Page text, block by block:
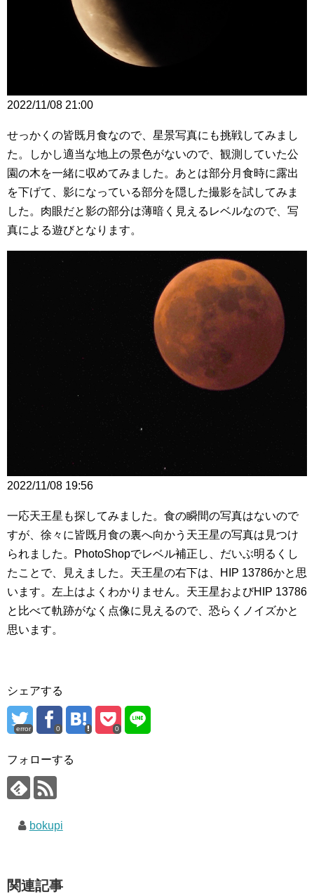
2022/11/08 21:00
せっかくの皆既月食なので、星景写真にも挑戦してみまし
た。しかし適当な地上の景色がないので、観測していた公
園の木を一緒に収めてみました。あとは部分月食時に露出
を下げて、影になっている部分を隠した撮影を試してみま
した。肉眼だと影の部分は薄暗く見えるレベルなので、写
真による遊びとなります。
2022/11/08 19:56
一応天王星も探してみました。食の瞬間の写真はないので
すが、徐々に皆既月食の裏へ向かう天王星の写真は見つけ
られました。PhotoShopでレベル補正し、だいぶ明るくし
たことで、見えました。天王星の右下は、HIP 13786かと思
います。左上はよくわかりません。天王星およびHIP 13786
と比べて軌跡がなく点像に見えるので、恐らくノイズかと
思います。
シェアする
error 0 0
フォローする
bokupi
関連記事